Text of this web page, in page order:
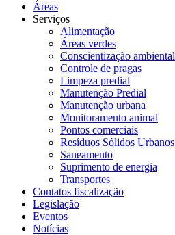
Áreas
Serviços
Alimentação
Áreas verdes
Conscientização ambiental
Controle de pragas
Limpeza predial
Manutenção Predial
Manutenção urbana
Monitoramento animal
Pontos comerciais
Resíduos Sólidos Urbanos
Saneamento
Suprimento de energia
Transportes
Contatos fiscalização
Legislação
Eventos
Notícias